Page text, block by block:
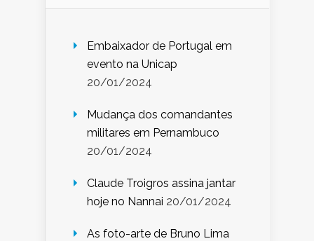
Embaixador de Portugal em
evento na Unicap
20/01/2024
Mudança dos comandantes
militares em Pernambuco
20/01/2024
Claude Troigros assina jantar
hoje no Nannai 20/01/2024
As foto-arte de Bruno Lima